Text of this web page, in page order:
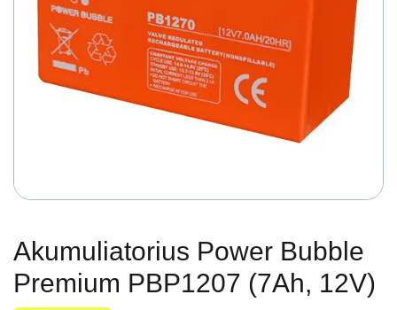
Akumuliatorius Power Bubble
Premium PBP1207 (7Ah, 12V)